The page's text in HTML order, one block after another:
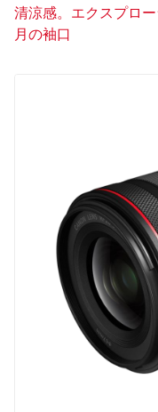
清涼感。エクスプロ
月の袖口